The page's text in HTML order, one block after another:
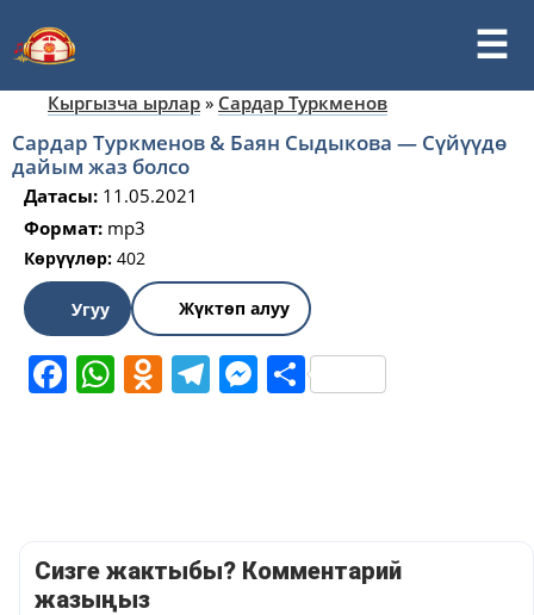
Кыргызча ырлар » Сардар Туркменов
Сардар Туркменов & Баян Сыдыкова — Сүйүүдө
дайым жаз болсо
Датасы: 11.05.2021
Формат: mp3
Көрүүлөр: 402
Угуу Жүктөп алуу
Facebook
WhatsApp
Odnoklassniki
Telegram
Messenger
Share
Сизге жактыбы? Комментарий
жазыңыз